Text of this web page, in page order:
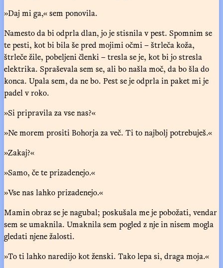
»Daj mi ga,« sem ponovila.
Namesto da bi odprla dlan, jo je stisnila v pest. Spomnim se
te pesti, kot bi bila še pred mojimi očmi – štrleča koža,
štrleče žile, pobeljeni členki – tresla se je, kot bi jo stresla
elektrika. Spraševala sem se, ali bo našla moč, da bo šla do
konca. Upala sem, da ne bo. Pest se je odprla in paket mi je
padel v roko.
»Si pripravila za vse nas?«
»Ne morem prositi Bohorja za več. Ti to najbolj potrebuješ.«
»Zakaj?«
»Samo, če te prizadenejo.«
»Vse nas lahko prizadenejo.«
Mamin obraz se je nagubal; poskušala me je pobožati, vendar
sem se umaknila. Umaknila sem pogled z nje in nisem mogla
gledati njene žalosti.
»To ti lahko naredijo kot ženski. Tako lepa si, draga moja.«